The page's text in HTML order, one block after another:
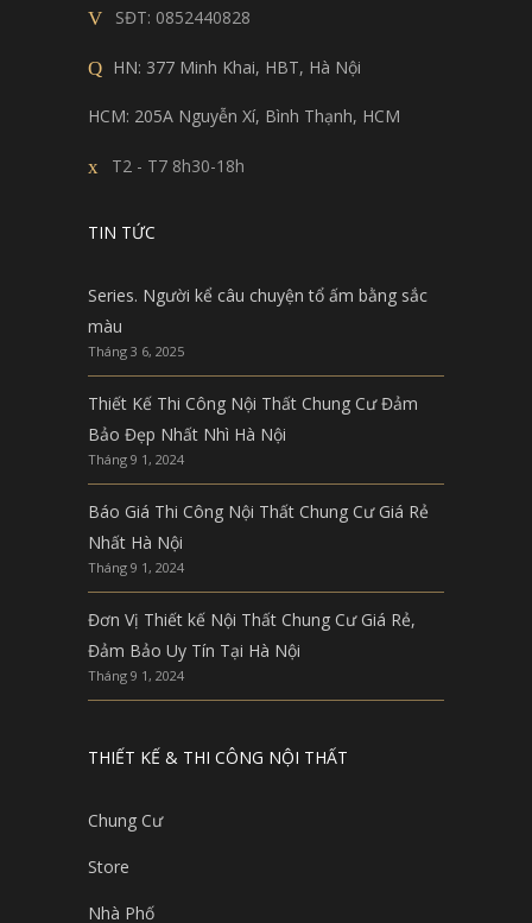
SĐT: 0852440828
HN: 377 Minh Khai, HBT, Hà Nội
HCM: 205A Nguyễn Xí, Bình Thạnh, HCM
T2 - T7 8h30-18h
TIN TỨC
Series. Người kể câu chuyện tổ ấm bằng sắc
màu
Tháng 3 6, 2025
Thiết Kế Thi Công Nội Thất Chung Cư Đảm
Bảo Đẹp Nhất Nhì Hà Nội
Tháng 9 1, 2024
Báo Giá Thi Công Nội Thất Chung Cư Giá Rẻ
Nhất Hà Nội
Tháng 9 1, 2024
Đơn Vị Thiết kế Nội Thất Chung Cư Giá Rẻ,
Đảm Bảo Uy Tín Tại Hà Nội
Tháng 9 1, 2024
THIẾT KẾ & THI CÔNG NỘI THẤT
Chung Cư
Store
Nhà Phố